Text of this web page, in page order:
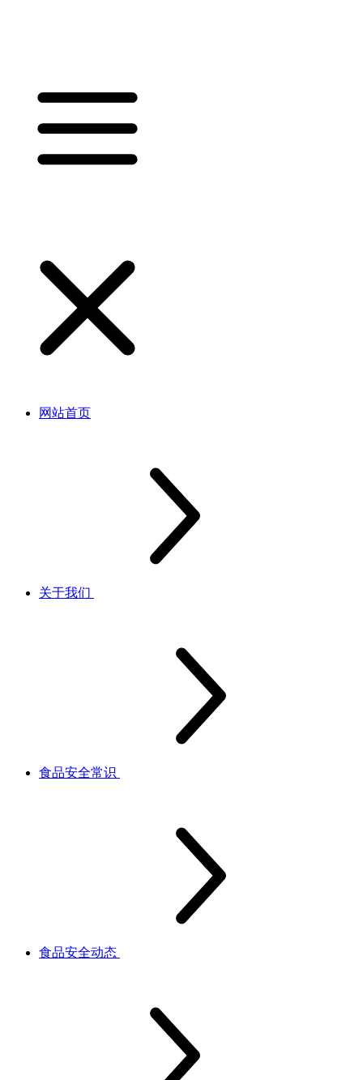
网站首页
关于我们
食品安全常识
食品安全动态